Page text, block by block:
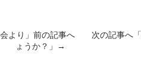
より 」前の記事へ 次の記事へ「
ょうか？ 」→